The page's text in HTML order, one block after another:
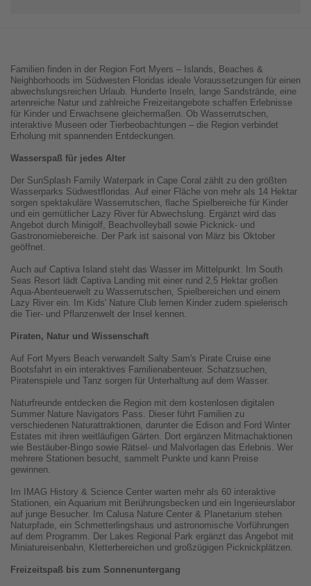
Familien finden in der Region Fort Myers – Islands, Beaches &
Neighborhoods im Südwesten Floridas ideale Voraussetzungen für einen
abwechslungsreichen Urlaub. Hunderte Inseln, lange Sandstrände, eine
artenreiche Natur und zahlreiche Freizeitangebote schaffen Erlebnisse
für Kinder und Erwachsene gleichermaßen. Ob Wasserrutschen,
interaktive Museen oder Tierbeobachtungen – die Region verbindet
Erholung mit spannenden Entdeckungen.
Wasserspaß für jedes Alter
Der SunSplash Family Waterpark in Cape Coral zählt zu den größten
Wasserparks Südwestfloridas. Auf einer Fläche von mehr als 14 Hektar
sorgen spektakuläre Wasserrutschen, flache Spielbereiche für Kinder
und ein gemütlicher Lazy River für Abwechslung. Ergänzt wird das
Angebot durch Minigolf, Beachvolleyball sowie Picknick- und
Gastronomiebereiche. Der Park ist saisonal von März bis Oktober
geöffnet.
Auch auf Captiva Island steht das Wasser im Mittelpunkt. Im South
Seas Resort lädt Captiva Landing mit einer rund 2,5 Hektar großen
Aqua-Abenteuerwelt zu Wasserrutschen, Spielbereichen und einem
Lazy River ein. Im Kids' Nature Club lernen Kinder zudem spielerisch
die Tier- und Pflanzenwelt der Insel kennen.
Piraten, Natur und Wissenschaft
Auf Fort Myers Beach verwandelt Salty Sam's Pirate Cruise eine
Bootsfahrt in ein interaktives Familienabenteuer. Schatzsuchen,
Piratenspiele und Tanz sorgen für Unterhaltung auf dem Wasser.
Naturfreunde entdecken die Region mit dem kostenlosen digitalen
Summer Nature Navigators Pass. Dieser führt Familien zu
verschiedenen Naturattraktionen, darunter die Edison and Ford Winter
Estates mit ihren weitläufigen Gärten. Dort ergänzen Mitmachaktionen
wie Bestäuber-Bingo sowie Rätsel- und Malvorlagen das Erlebnis. Wer
mehrere Stationen besucht, sammelt Punkte und kann Preise
gewinnen.
Im IMAG History & Science Center warten mehr als 60 interaktive
Stationen, ein Aquarium mit Berührungsbecken und ein Ingenieurslabor
auf junge Besucher. Im Calusa Nature Center & Planetarium stehen
Naturpfade, ein Schmetterlingshaus und astronomische Vorführungen
auf dem Programm. Der Lakes Regional Park ergänzt das Angebot mit
Miniatureisenbahn, Kletterbereichen und großzügigen Picknickplätzen.
Freizeitspaß bis zum Sonnenuntergang